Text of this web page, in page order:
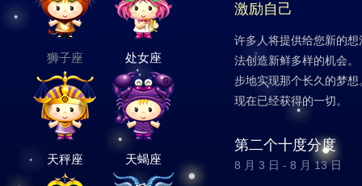
狮子座 处女座
天秤座 天蝎座
激励自己
许多人将提供给您新的
法创造新鲜多样的机会
步地实现那个长久的梦
现在已经获得的一切。
第二个十度分度
8 月 3 日 - 8 月 13 日